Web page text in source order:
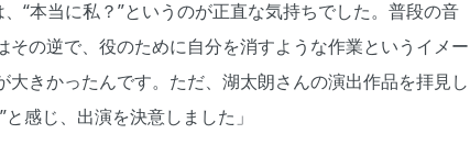
“本当に私？”というのが正直な気持ちでした。普段の音
の逆で、役のために自分を消すような作業というイメー
きかったんです。ただ、湖太朗さんの演出作品を拝見し
感じ、出演を決意しました」